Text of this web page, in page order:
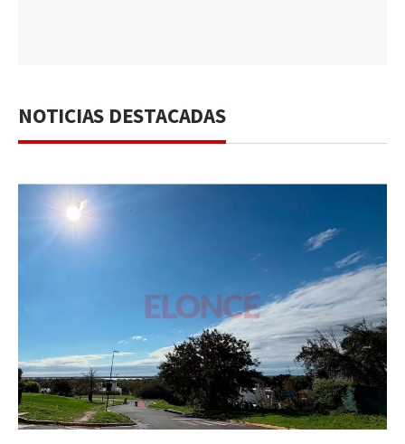
NOTICIAS DESTACADAS